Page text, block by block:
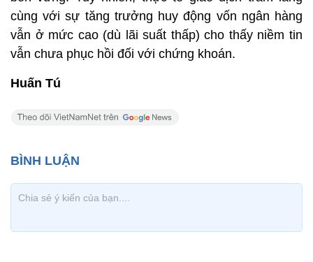
cùng với sự tăng trưởng huy động vốn ngân hàng
vẫn ở mức cao (dù lãi suất thấp) cho thấy niềm tin
vẫn chưa phục hồi đối với chứng khoán.
Huấn Tú